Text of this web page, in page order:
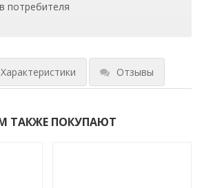
потребителя
Характеристики Отзывы
ТАКЖЕ ПОКУПАЮТ